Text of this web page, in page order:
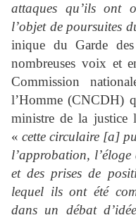
attaques qu’ils ont
l’objet de poursuites
inique du Garde
nombreuses voix et
Commission
l’Homme (CNCDH)
ministre de la justice
« cette circulaire [a]
l’approbation,
et des prises de
lequel ils ont été
dans un débat